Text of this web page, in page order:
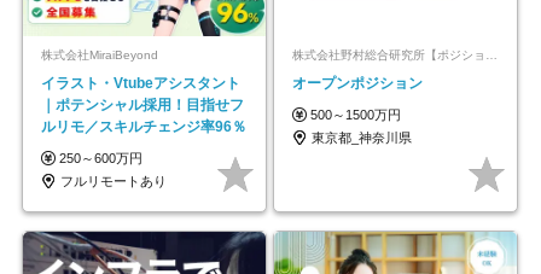
株式会社MiraiBeyond
イラスト・Vtubeアシスタント
｜ポテンシャル採用！目指せフ
ルリモ／スキルチェンジ率96％
250～600万円
フルリモートあり
株式会社野村総合研究所【ポジションマッチ登録】
オープンポジション
500～1500万円
東京都_神奈川県